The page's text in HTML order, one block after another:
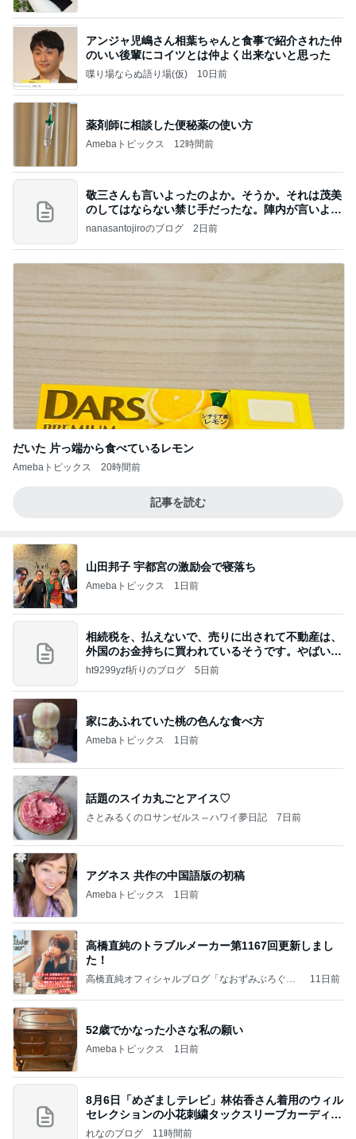
アンジャ児嶋さん相葉ちゃんと食事で紹介された仲
のいい後輩にコイツとは仲よく出来ないと思った
喋り場ならぬ語り場(仮) 10日前
薬剤師に相談した便秘薬の使い方
Amebaトピックス 12時間前
敬三さんも言いよったのよか。そうか。それは茂美
のしてはならない禁じ手だったな。陣内が言いよる
のよ
nanasantojiroのブログ 2日前
だいた 片っ端から食べているレモン
Amebaトピックス 20時間前
記事を読む
山田邦子 宇都宮の激励会で寝落ち
Amebaトピックス 1日前
相続税を、払えないで、売りに出されて不動産は、
外国のお金持ちに買われているそうです。やばいで
すよ
ht9299yzf祈りのブログ 5日前
家にあふれていた桃の色んな食べ方
Amebaトピックス 1日前
話題のスイカ丸ごとアイス♡
さとみるくのロサンゼルス⇔ハワイ夢日記 7日前
アグネス 共作の中国語版の初稿
Amebaトピックス 1日前
高橋直純のトラブルメーカー第1167回更新しまし
た！
高橋直純オフィシャルブログ「なおずみぶろぐ」
11日前
52歳でかなった小さな私の願い
Amebaトピックス 1日前
8月6日「めざましテレビ」林佑香さん着用のウィル
セレクションの小花刺繍タックスリーブカーディガ
ン
れなのブログ 11時間前